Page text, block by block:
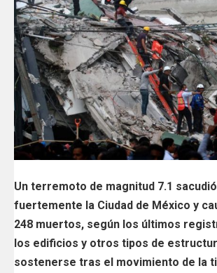
Un terremoto de magnitud 7.1
fuertemente la Ciudad de México y
248 muertos, según los últimos
los edificios y otros tipos de
sostenerse tras el movimiento de la